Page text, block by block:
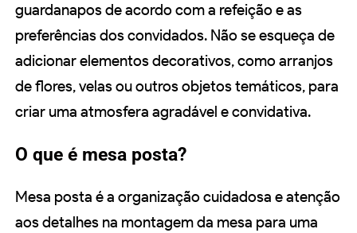
guardanapos de acordo com a refeição e as
preferências dos convidados. Não se esqueça de
adicionar elementos decorativos, como arranjos
de flores, velas ou outros objetos temáticos, para
criar uma atmosfera agradável e convidativa.
O que é mesa posta?
Mesa posta é a organização cuidadosa e atenção
aos detalhes na montagem da mesa para uma